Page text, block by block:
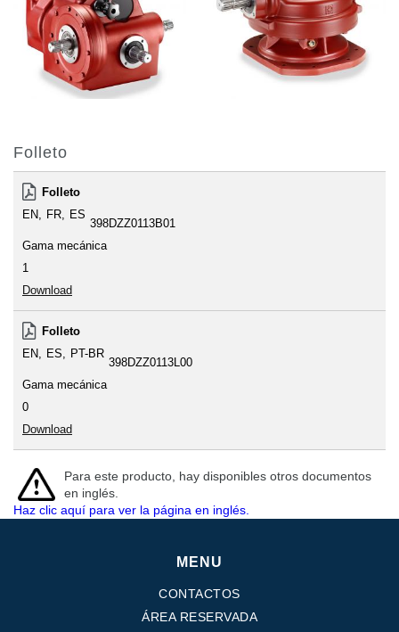
Folleto
Folleto
EN
FR ES
398DZZ0113B01
Gama mecánica
1
Download
Folleto
EN
ES PT-BR
398DZZ0113L00
Gama mecánica
0
Download
Para este producto, hay disponibles otros documentos
en inglés.
Haz clic aquí para ver la página en inglés.
MENU
CONTACTOS
ÁREA RESERVADA